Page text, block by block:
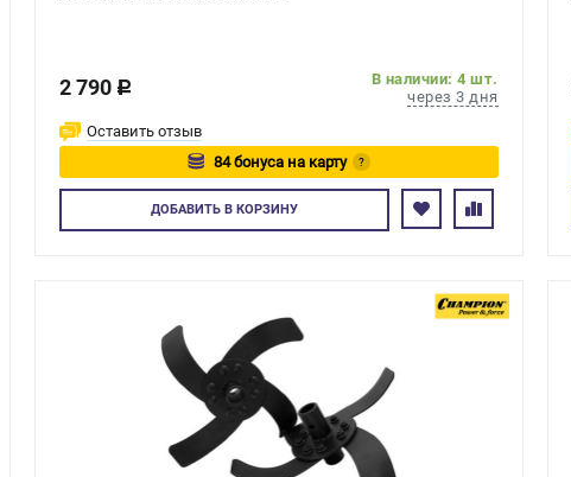
2 790 c
В наличии: 4 шт.
через 3 дня
Оставить отзыв
84 бонуса на карту
?
Авторизуйтесь
ДОБАВИТЬВ КОРЗИНУ